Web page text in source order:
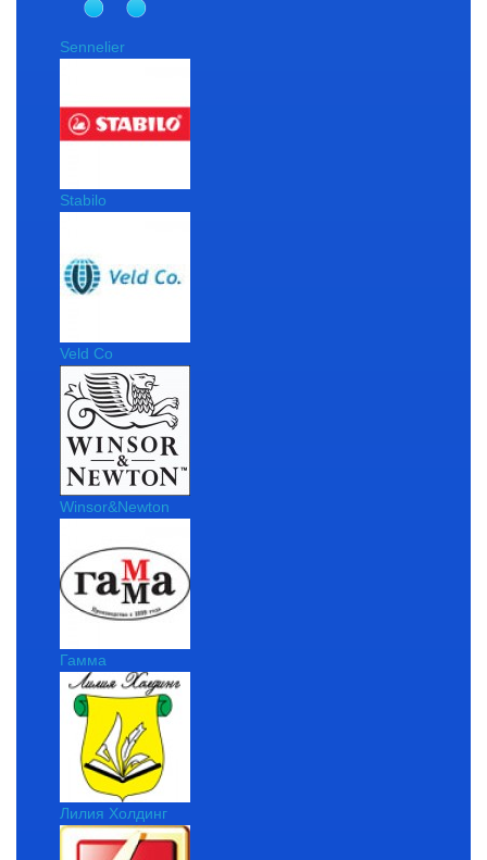
Sennelier
Stabilo
Veld Co
Winsor&Newton
Гамма
Лилия Холдинг